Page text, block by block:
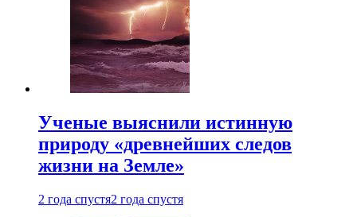
Ученые выяснили истинную
природу «древнейших следов
жизни на Земле»
2 года спустя2 года спустя